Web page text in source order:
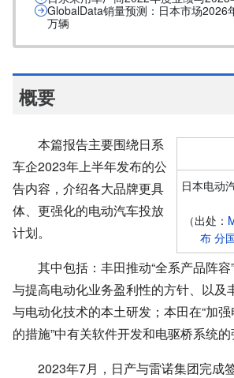
GlobalData销量预测：日本市场2026
万辆
概要
日本电动
（出处：
布 分
本篇报告主要围绕日系
车企2023年上半年发布的公
告内容，介绍各大品牌更具
体、更强化的电动汽车投放
计划。
其中包括：丰田推动“全系产品阵容
与提高电动化业务盈利性的方针、以及
与电动化技术的本土研发；本田在“加
的措施”中有关软件开发和电驱桥系统的
2023年7月，日产与雷诺集团完成